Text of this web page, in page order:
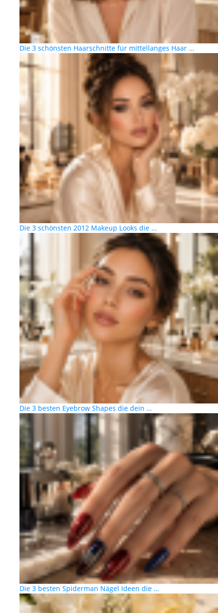
Die 3 schönsten Haarschnitte für mittellanges Haar …
Die 3 schönsten 2012 Makeup Looks die …
Die 3 besten Eyebrow Shapes die dein …
Die 3 besten Spiderman Nägel Ideen die …